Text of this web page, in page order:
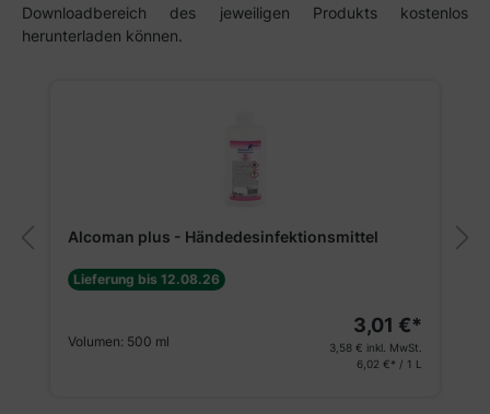
Downloadbereich des jeweiligen Produkts kostenlos
herunterladen können.
Alcoman plus - Händedesinfektionsmittel
Lieferung bis 12.08.26
Volumen: 500 ml
3,01 €*
3,58 € inkl. MwSt.
6,02 €* / 1 L